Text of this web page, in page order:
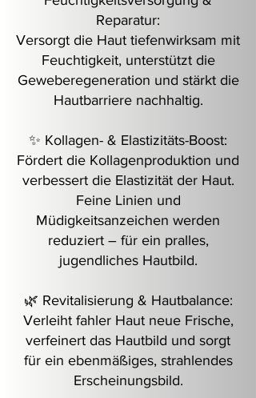
Reparatur:
Versorgt die Haut tiefenwirksam mit
Feuchtigkeit, unterstützt die
Geweberegeneration und stärkt die
Hautbarriere nachhaltig.
✨ Kollagen- & Elastizitäts-Boost:
Fördert die Kollagenproduktion und
verbessert die Elastizität der Haut.
Feine Linien und
Müdigkeitsanzeichen werden
reduziert – für ein pralles,
jugendliches Hautbild.
🌿 Revitalisierung & Hautbalance:
Verleiht fahler Haut neue Frische,
verfeinert das Hautbild und sorgt
für ein ebenmäßiges, strahlendes
Erscheinungsbild.